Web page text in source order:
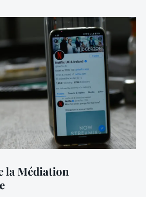
la Médiation